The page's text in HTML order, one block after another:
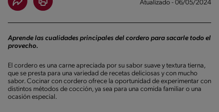
Atualizado - 06/05/2024
Aprende las cualidades principales del cordero para sacarle todo el
provecho.
El cordero es una carne apreciada por su sabor suave y textura tierna,
que se presta para una variedad de recetas deliciosas y con mucho
sabor. Cocinar con cordero ofrece la oportunidad de experimentar con
distintos métodos de cocción, ya sea para una comida familiar o una
ocasión especial.